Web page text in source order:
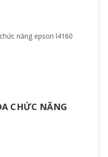
CHỨC NĂNG